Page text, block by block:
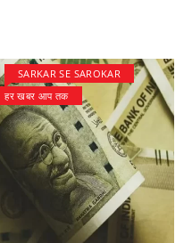
SARKAR SE SAROKAR
हर खबर आप तक